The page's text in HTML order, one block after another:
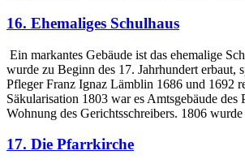
16. Ehemaliges Schulhaus
Ein markantes Gebäude ist das ehemalige
wurde zu Beginn des 17. Jahrhundert erbaut,
Pfleger Franz Ignaz Lämblin 1686 und 1692
Säkularisation 1803 war es Amts­gebäude des
Wohnung des Gerichtsschreibers. 1806 wurde
17. Die Pfarrkirche